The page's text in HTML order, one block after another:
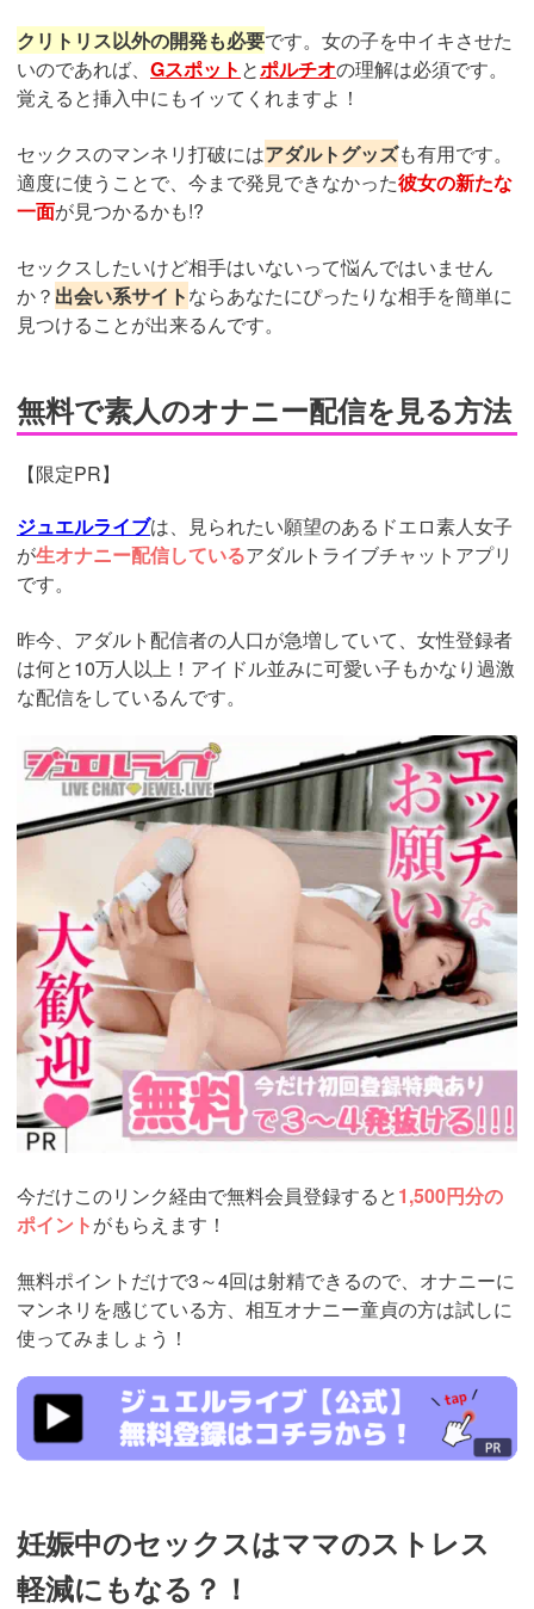
クリトリス以外の開発も必要です。女の子を中イキさせた
いのであれば、 Gスポット とポルチオの理解は必須です。
覚えると挿入中にもイッてくれますよ！
セックスのマンネリ打破にはアダルトグッズも有用です。
適度に使うことで、今まで発見できなかった彼女の新たな
一面が見つかるかも!?
セックスしたいけど相手はいないって悩んではいません
か？ 出会い系サイトならあなたにぴったりな相手を簡単に
見つけることが出来るんです。
無料で素人のオナニー配信を見る方法
【限定PR】
ジュエルライブは、見られたい願望のあるドエロ素人女子
が生オナニー配信しているアダルトライブチャットアプリ
です。
昨今、アダルト配信者の人口が急増していて、女性登録者
は何と10万人以上！アイドル並みに可愛い子もかなり過激
な配信をしているんです。
https://www.j-
live.tv/LiveChat/acs.php?
si=jwchatt&pid=MLA5661_0003&pa=lp33.php
今だけこのリンク経由で無料会員登録すると1,500円分の
ポイントがもらえます！
無料ポイントだけで3～4回は射精できるので、オナニーに
マンネリを感じている方、相互オナニー童貞の方は試しに
使ってみましょう！
https://www.j-
live.tv/LiveChat/acs.php?
si=jwchatt&pid=MLA5661_0003&pa=lp33.php
妊娠中のセックスはママのストレス
軽減にもなる？！